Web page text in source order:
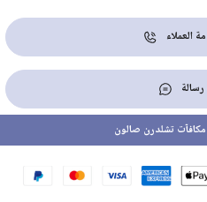
العملاء
مكافآت تشلدرن صالون